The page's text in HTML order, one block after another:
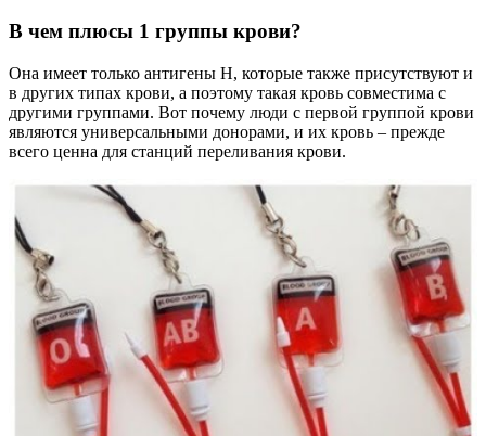
В чем плюсы 1 группы крови?
Она имеет только антигены H, которые также присутствуют и
в других типах крови, а поэтому такая кровь совместима с
другими группами. Вот почему люди с первой группой крови
являются универсальными донорами, и их кровь – прежде
всего ценна для станций переливания крови.